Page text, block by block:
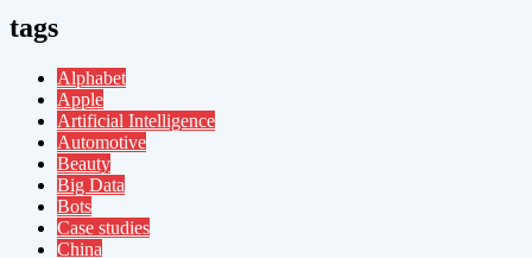
tags
Alphabet
Apple
Artificial Intelligence
Automotive
Beauty
Big Data
Bots
Case studies
China